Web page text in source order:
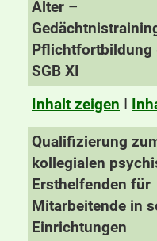
Alter –
Pflichtfortbildung
SGB XI
Inhalt zeigen I
Qualifizierung
kollegialen
Ersthelfenden für
Mitarbeitende in
Einrichtungen